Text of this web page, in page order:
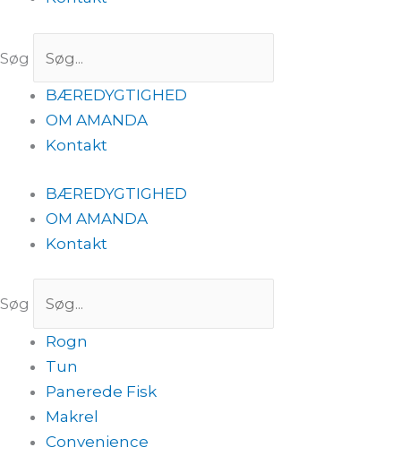
Søg
BÆREDYGTIGHED
OM AMANDA
Kontakt
BÆREDYGTIGHED
OM AMANDA
Kontakt
Søg
Rogn
Tun
Panerede Fisk
Makrel
Convenience